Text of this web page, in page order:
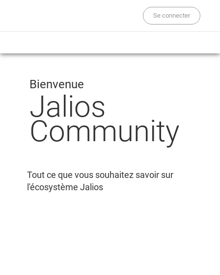
Se connecter
Bienvenue
Jalios
Community
Tout ce que vous souhaitez savoir sur
l'écosystème Jalios